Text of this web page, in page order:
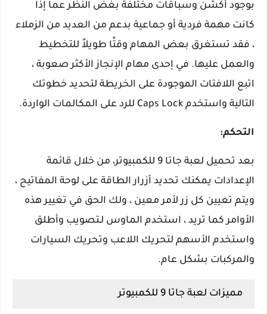
بوجود أكشن وسباقات مختلفة بغض النظر عما إذا
كانت مهمة فردية أو جماعية بدعم من العديد من الزملاء
، فقد تستغرق بعض المهام وقتًا طويلاً للتخطيط
والعمل عليها. في إحدى مهام الإنجاز الأكثر صعوبة ،
اتبع اللافتات الموجودة على الخريطة لتحديد خطوتك
التالية واستخدم Caps Lock للرد على المكالمات الواردة.
التحكم:
بعد تحميل لعبة جاتا 9 للكمبيوتر، من خلال قائمة
الإعدادات يمكنك تحديد أزرار الطاقة على لوحة المفاتيح ،
ويتم تعيين كل زر لأمر معين ، ولك الحق في تغيير هذه
الأوامر كما تريد ، استخدم الماوس لـتصويب وأطلق
واستخدم الأسهم لتحريك اللاعب وتحريك السيارات
والمركبات بشكل عام.
مميزات لعبة جاتا 9 للكمبيوتر